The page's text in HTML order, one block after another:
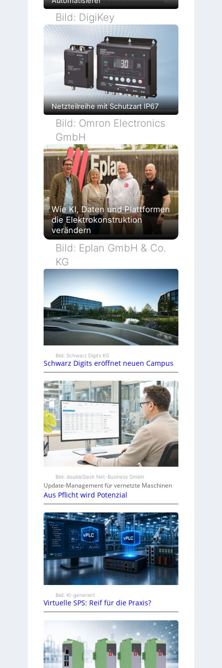
Bild: DigiKey
Netzteilreihe mit Schutzart IP67
Bild: Omron Electronics
GmbH
Wie KI, Daten und Plattformen
die Elektrokonstruktion
verändern
Bild: Eplan GmbH & Co.
KG
Bild: Schwarz Digits KG
Schwarz Digits eröffnet neuen Campus
Bild: doubleSlash Net-Business GmbH
Update-Management für vernetzte Maschinen
Aus Pflicht wird Potenzial
Bild: KI-generiert
Virtuelle SPS: Reif für die Praxis?